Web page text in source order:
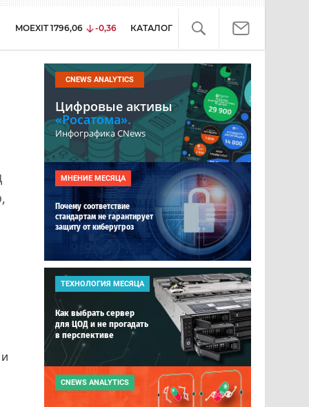
MOEXIT 1796,06 -0,36 КАТАЛОГ
CNEWS ANALYTICS
Цифровые активы
«Росатома».
Инфографика CNews
МНЕНИЕ МЕСЯЦА
Почему соответствие
стандартам не гарантирует
защиту от киберугроз
ТЕХНОЛОГИЯ МЕСЯЦА
Как выбрать сервер
для ЦОД и не прогадать
в перспективе
CNEWS ANALYTICS